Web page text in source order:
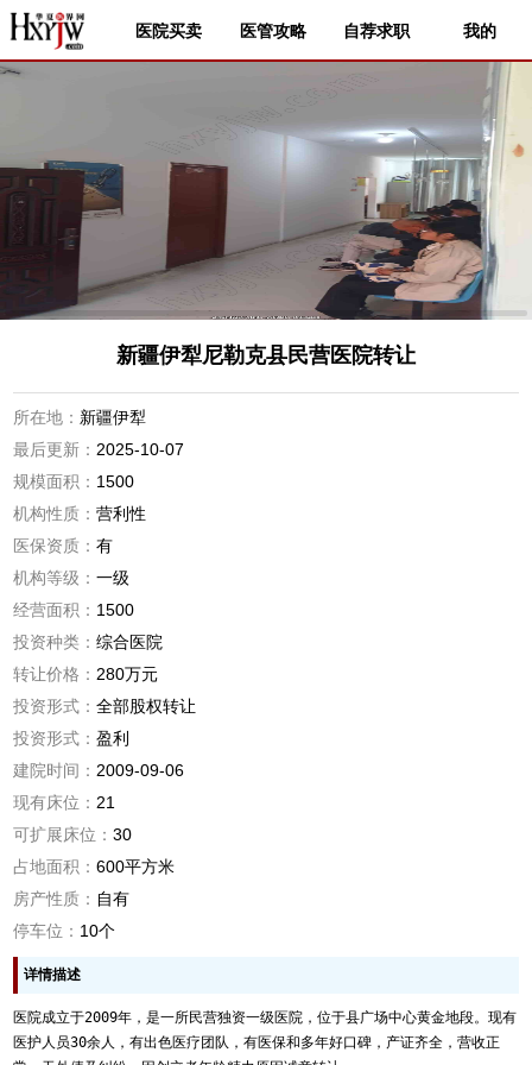
医院买卖 医管攻略 自荐求职 我的
新疆伊犁尼勒克县民营医院转让
所在地： 新疆伊犁
最后更新： 2025-10-07
规模面积： 1500
机构性质：营利性
医保资质：有
机构等级：一级
经营面积： 1500
投资种类：综合医院
转让价格： 280万元
投资形式：全部股权转让
投资形式：盈利
建院时间： 2009-09-06
现有床位： 21
可扩展床位：30
占地面积：600平方米
房产性质： 自有
停车位： 10个
详情描述
医院成立于2009年，是一所民营独资一级医院，位于县广场中心黄金地段。现有
医护人员30余人，有出色医疗团队，有医保和多年好口碑，产证齐全，营收正